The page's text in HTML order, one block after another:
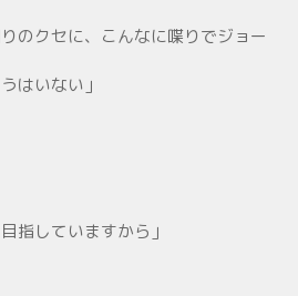
のクセに、こんなに喋りでジョー
はいない」
指していますから」